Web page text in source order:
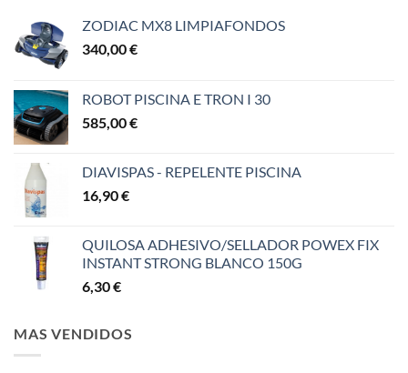
ZODIAC MX8 LIMPIAFONDOS
340,00€
ROBOT PISCINA E TRON I 30
585,00€
DIAVISPAS - REPELENTE PISCINA
16,90€
QUILOSA ADHESIVO/SELLADOR POWEX FIX
INSTANT STRONG BLANCO 150G
6,30€
MAS VENDIDOS